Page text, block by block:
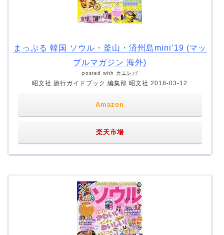
まっぷる 韓国 ソウル・釜山・済州島mini’19 (マッ
プルマガジン 海外)
posted with カエレバ
昭文社 旅行ガイドブック 編集部 昭文社 2018-03-12
Amazon
楽天市場